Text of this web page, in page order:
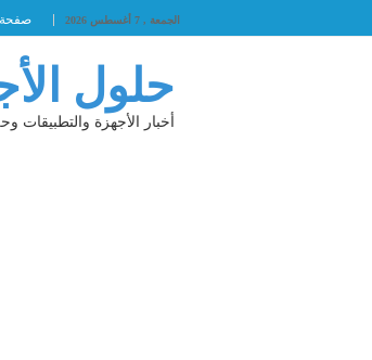
الجمعة , 7 أغسطس 2026 صفحة
حلول
أخبار الأجهزة والتطبيقات